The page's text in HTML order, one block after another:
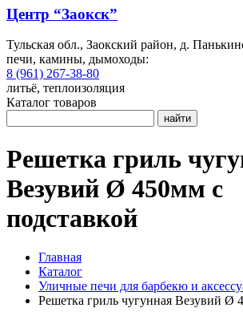
Центр “Заокск”
Тульская обл., Заокский район, д.
печи, камины, дымоходы:
8 (961) 267-38-80
литьё, теплоизоляция
Каталог товаров
найти
Решетка гриль
Везувий Ø 450мм с
подставкой
Главная
Каталог
Уличные печи для барбекю и
Решетка гриль чугунная Везувий Ø